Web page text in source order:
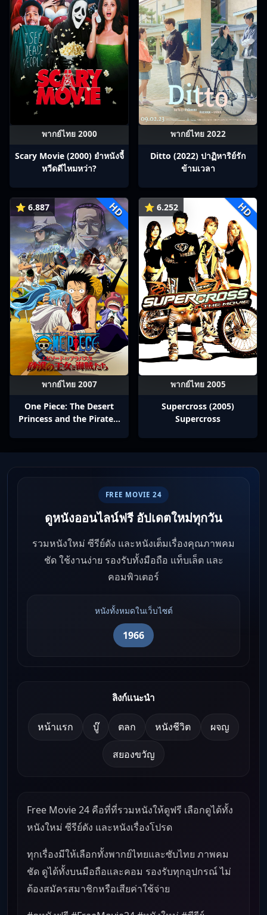
พากย์ไทย 2000
Scary Movie (2000) ยำหนังจี้​
หวีดดีไหมหว่า?
พากย์ไทย 2022
Ditto (2022) ปาฏิหาริย์รัก
ข้ามเวลา
⭐ 6.887 HD
พากย์ไทย 2007
One Piece: The Desert
Princess and the Pirates:
เจ้าหญิงแห่งทะเลทรายและ
โจรสลัด
⭐ 6.252 HD
พากย์ไทย 2005
Supercross (2005)
Supercross
FREE MOVIE 24
ดูหนังออนไลน์ฟรี อัปเดตใหม่ทุกวัน
รวมหนังใหม่ ซีรีย์ดัง และหนังเต็มเรื่องคุณภาพคม
ชัด ใช้งานง่าย รองรับทั้งมือถือ แท็บเล็ต และ
คอมพิวเตอร์
หนังทั้งหมดในเว็บไซต์
1966
ลิงก์แนะนำ
หน้าแรก บู๊ ตลก หนังชีวิต ผจญ
สยองขวัญ
Free Movie 24 คือที่ที่รวมหนังให้ดูฟรี เลือกดูได้ทั้ง
หนังใหม่ ซีรีย์ดัง และหนังเรื่องโปรด
ทุกเรื่องมีให้เลือกทั้งพากย์ไทยและซับไทย ภาพคม
ชัด ดูได้ทั้งบนมือถือและคอม รองรับทุกอุปกรณ์ ไม่
ต้องสมัครสมาชิกหรือเสียค่าใช้จ่าย